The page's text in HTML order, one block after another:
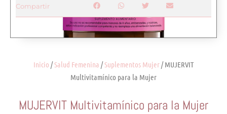
Inicio /Salud Femenina /Suplementos Mujer/ MUJERVIT
Multivitamínico para la Mujer
MUJERVIT Multivitamínico para la Mujer
Compartir